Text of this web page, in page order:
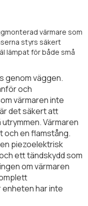
värmare som
styrs säkert
lämpat för både små
genom väggen.
och
värmaren inte
det säkert att
Värmaren
och en flamstång.
piezoelektrisk
ett tändskydd som
om värmaren
har inte